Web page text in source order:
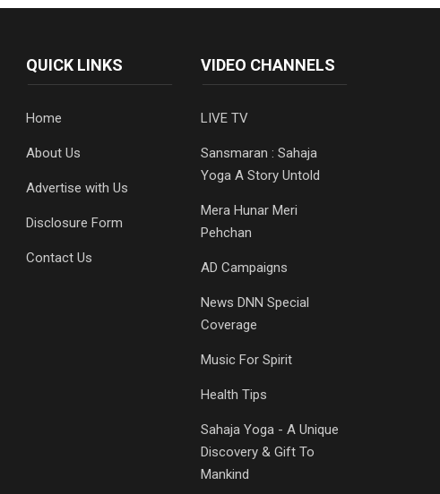
QUICK LINKS
Home
About Us
Advertise with Us
Disclosure Form
Contact Us
VIDEO CHANNELS
LIVE TV
Sansmaran : Sahaja
Yoga A Story Untold
Mera Hunar Meri
Pehchan
AD Campaigns
News DNN Special
Coverage
Music For Spirit
Health Tips
Sahaja Yoga - A Unique
Discovery & Gift To
Mankind